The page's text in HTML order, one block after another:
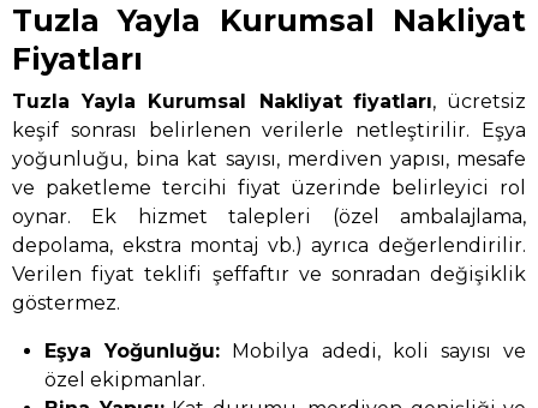
Tuzla Yayla Kurumsal Nakliyat
Fiyatları
Tuzla Yayla Kurumsal Nakliyat fiyatları, ücretsiz
keşif sonrası belirlenen verilerle netleştirilir. Eşya
yoğunluğu, bina kat sayısı, merdiven yapısı, mesafe
ve paketleme tercihi fiyat üzerinde belirleyici rol
oynar. Ek hizmet talepleri (özel ambalajlama,
depolama, ekstra montaj vb.) ayrıca değerlendirilir.
Verilen fiyat teklifi şeffaftır ve sonradan değişiklik
göstermez.
Eşya Yoğunluğu: Mobilya adedi, koli sayısı ve
özel ekipmanlar.